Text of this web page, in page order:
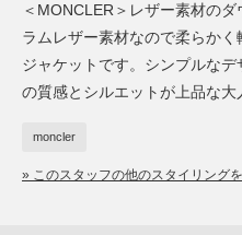
＜MONCLER＞レザー素材のダ
ラムレザー素材なので柔らか
ジャケットです。シンプルな
の質感とシルエットが上品な大
moncler
» このスタッフの他のスタイリング